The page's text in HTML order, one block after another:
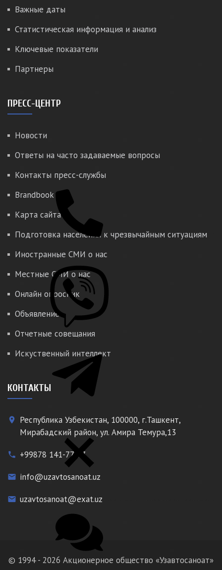
Важные даты
Статистическая информация и анализ
Ключевые показатели
Партнеры
ПРЕСС-ЦЕНТР
Новости
Ответы на часто задаваемые вопросы
Контакты пресс-службы
Brandbook
Карта сайта
Подготовка населения к чрезвычайным ситуациям
Иностранные СМИ о нас
Местные СМИ о нас
Онлайн опросник
Объявление
Отчетные совещания
Искуственный интеллект
КОНТАКТЫ
place
Республика Узбекистан, 100000, г.Ташкент,
Мирабадский район, ул. Амира Темура,13
phone +99878 141-77-77
email info@uzavtosanoat.uz
email uzavtosanoat@exat.uz
© 1994 - 2026 Акционерное общество «Узавтосаноат»